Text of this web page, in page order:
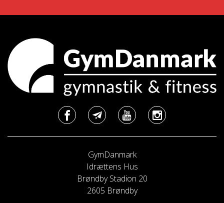
GymDanmark
Idrættens Hus
Brøndby Stadion 20
2605 Brøndby